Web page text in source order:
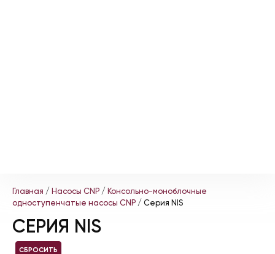
Главная / Насосы CNP / Консольно-моноблочные
одноступенчатые насосы CNP / Серия NIS
СЕРИЯ NIS
СБРОСИТЬ